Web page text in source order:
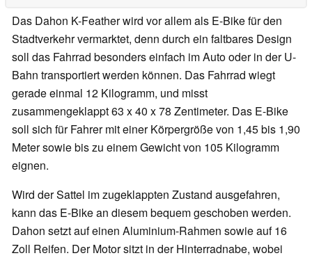
Das Dahon K-Feather wird vor allem als E-Bike für den
Stadtverkehr vermarktet, denn durch ein faltbares Design
soll das Fahrrad besonders einfach im Auto oder in der U-
Bahn transportiert werden können. Das Fahrrad wiegt
gerade einmal 12 Kilogramm, und misst
zusammengeklappt 63 x 40 x 78 Zentimeter. Das E-Bike
soll sich für Fahrer mit einer Körpergröße von 1,45 bis 1,90
Meter sowie bis zu einem Gewicht von 105 Kilogramm
eignen.
Wird der Sattel im zugeklappten Zustand ausgefahren,
kann das E-Bike an diesem bequem geschoben werden.
Dahon setzt auf einen Aluminium-Rahmen sowie auf 16
Zoll Reifen. Der Motor sitzt in der Hinterradnabe, wobei